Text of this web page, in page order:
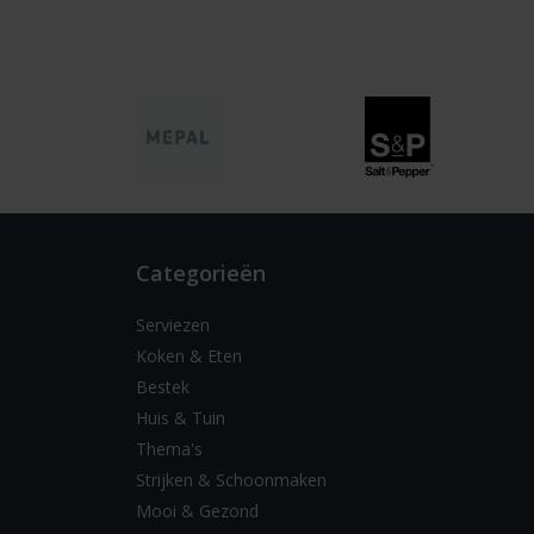
Categorieën
Serviezen
Koken & Eten
Bestek
Huis & Tuin
Thema's
Strijken & Schoonmaken
Mooi & Gezond